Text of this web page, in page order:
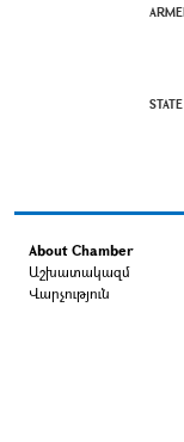
About Chamber
Աշխատակազմ
Վարչություն